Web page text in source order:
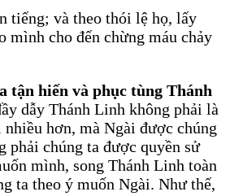
tiếng; và theo thói lệ họ, lấy
mình cho đến chừng máu chảy
tận hiến và phục tùng Thánh
dẫy Thánh Linh không phải là
hơn, mà Ngài được chúng
phải chúng ta được quyền sử
mình, song Thánh Linh toàn
ta theo ý muốn Ngài. Như thế,